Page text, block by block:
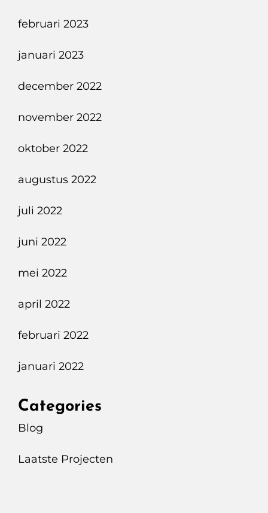
februari 2023
januari 2023
december 2022
november 2022
oktober 2022
augustus 2022
juli 2022
juni 2022
mei 2022
april 2022
februari 2022
januari 2022
Categories
Blog
Laatste Projecten